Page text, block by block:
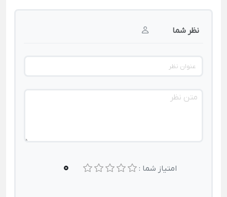
نظر شما
امتیاز شما : 0